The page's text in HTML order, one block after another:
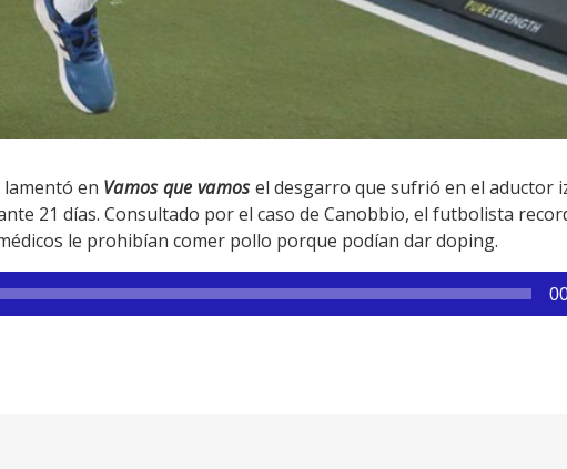
en Vamos que vamosel desgarro que sufrió en el aductor
21 días. Consultado por el caso de Canobbio, el futbolista
le prohibían comer pollo porque podían dar doping.